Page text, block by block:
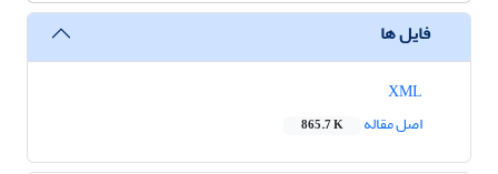
فایل ها
اصل مقاله
865.7 K